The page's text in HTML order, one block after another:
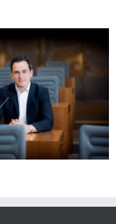
Meine Rede zu Mikroplastik
auf Sportanlagen